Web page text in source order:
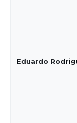
Eduardo